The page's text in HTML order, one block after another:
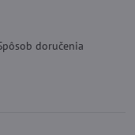
doručenia